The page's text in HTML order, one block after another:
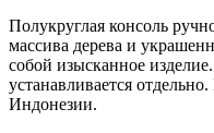
Полукруглая консоль
массива дерева и
собой изысканное
устанавливается
Индонезии.